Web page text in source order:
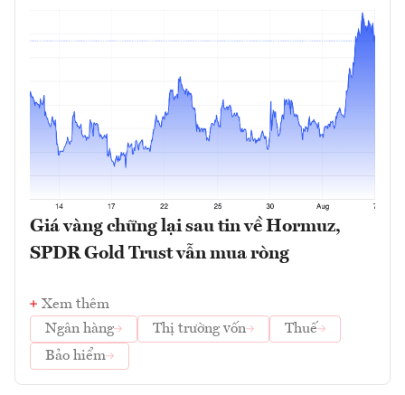
Giá vàng chững lại sau tin về Hormuz,
SPDR Gold Trust vẫn mua ròng
Xem thêm
Ngân hàng
Thị trường vốn
Thuế
Bảo hiểm